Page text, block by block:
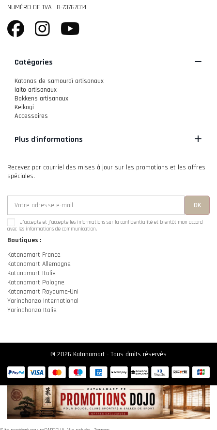
NUMÉRO DE TVA : B-73767014
Catégories
Katanas de samouraï artisanaux
Iaito artisanaux
Bokkens artisanaux
Keikogi
Accessoires
Plus d'informations
Recevez par courriel des mises à jour sur les promotions et les offres
spéciales.
J'accepte et j'accepte les informations sur la confidentialité et bientôt mon accord
avec les informations de communication.
Boutiques :
Katanamart France
Katanamart Allemagne
Katanamart Italie
Katanamart Pologne
Katanamart Royaume-Uni
Yarinohanzo International
Yarinohanzo Italie
© 2026 Katanamart - Tous droits réservés